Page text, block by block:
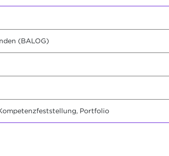
(BALOG)
Portfolio